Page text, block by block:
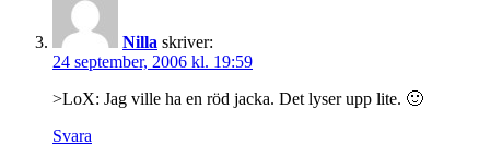
Nilla skriver:
24 september, 2006 kl. 19:59
>LoX: Jag ville ha en röd jacka. Det lyser upp lite. 🙂
Svara